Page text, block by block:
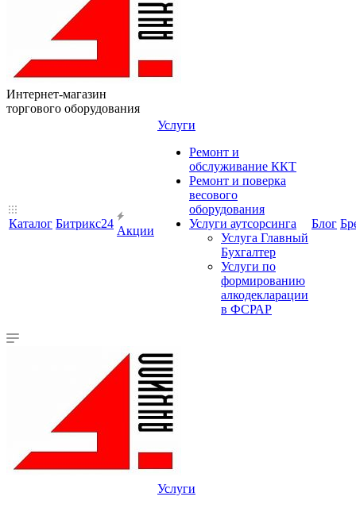
Интернет-магазин
торгового оборудования
Каталог Битрикс24
Акции
Услуги
Ремонт и
обслуживание ККТ
Ремонт и поверка
весового
оборудования
Услуги аутсорсинга
Услуга Главный
Бухгалтер
Услуги по
формированию
алкодекларации
в ФСРАР
Блог
Услуги